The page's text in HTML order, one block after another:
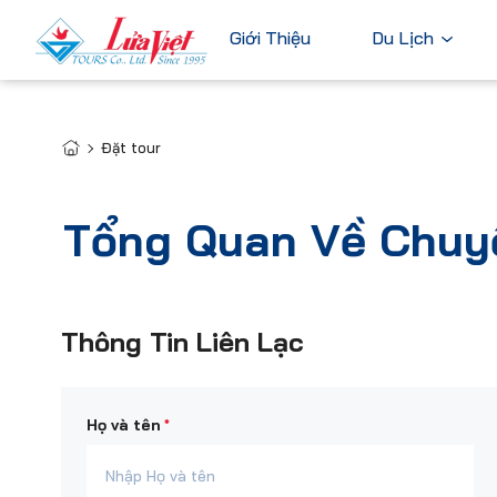
Giới Thiệu Du Lịch
Du Lịch Trong Nước
Tour Cao Cấp
Pháp
Đặt tour
Tổng Quan Về
Thông Tin Liên Lạc
Họ và tên *